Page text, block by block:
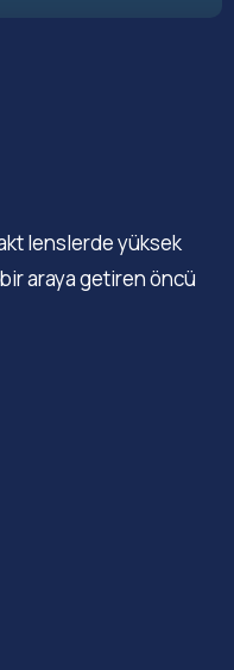
lenslerde yüksek
araya getiren öncü